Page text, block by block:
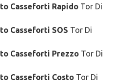
Casseforti Rapido Tor Di
Casseforti SOS Tor Di
Casseforti Prezzo Tor Di
Casseforti Costo Tor Di